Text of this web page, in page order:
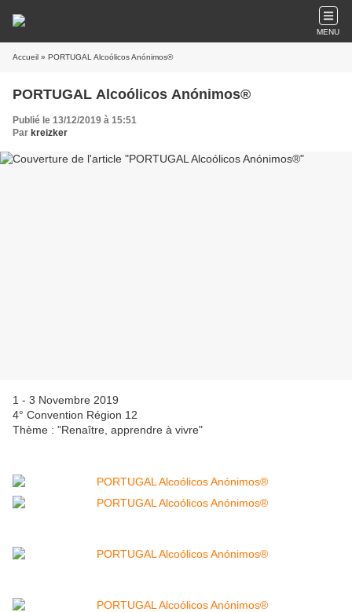
MENU
Accueil » PORTUGAL Alcoólicos Anónimos®
PORTUGAL Alcoólicos Anónimos®
Publié le 13/12/2019 à 15:51
Par kreizker
1 - 3 Novembre 2019
4° Convention Région 12
Thème : "Renaître, apprendre à vivre"